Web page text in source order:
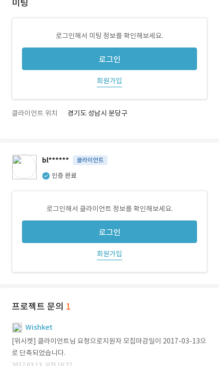
미팅
로그인해서 미팅 정보를 확인해보세요.
로그인
회원가입
클라이언트 위치 경기도 성남시 분당구
bl****** 클라이언트
인증 완료
로그인해서 클라이언트 정보를 확인해보세요.
로그인
회원가입
프로젝트 문의 1
Wishket
[위시켓] 클라이언트님 요청으로지원자 모집마감일이 2017-03-13으
로 단축되었습니다.